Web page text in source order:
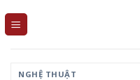
NGHỆ THUẬT